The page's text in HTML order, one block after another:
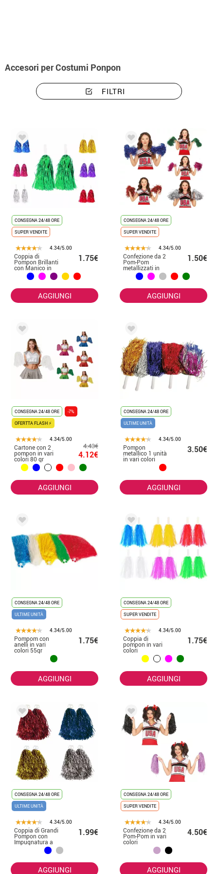
Accesori per Costumi Ponpon
FILTRI
CONSEGNA 24/48 ORE
SUPER VENDITE
4.34/5.00
Coppia di
Pompon Brillanti
con Manico in
diversi colori
1.75€
AGGIUNGI
CONSEGNA 24/48 ORE
SUPER VENDITE
4.34/5.00
Confezione da 2
Pom-Pom
metallizzati in
vari colori
1.50€
AGGIUNGI
CONSEGNA 24/48 ORE
-7%
OFERTTA FLASH ⚡
4.34/5.00
Cartone con 2
pompon in vari
colori 80 gr
4.43€
4.12€
AGGIUNGI
CONSEGNA 24/48 ORE
ULTIME UNITÀ
4.34/5.00
Pompon
metallico 1 unità
in vari colori
3.50€
AGGIUNGI
CONSEGNA 24/48 ORE
ULTIME UNITÀ
4.34/5.00
Pompom con
anelli in vari
colori 55gr
1.75€
AGGIUNGI
CONSEGNA 24/48 ORE
SUPER VENDITE
4.34/5.00
Coppia di
pompon in vari
colori
1.75€
AGGIUNGI
CONSEGNA 24/48 ORE
ULTIME UNITÀ
4.34/5.00
Coppia di Grandi
Pompon con
Impugnatura a
Dita in diversi
1.99€
AGGIUNGI
CONSEGNA 24/48 ORE
SUPER VENDITE
4.34/5.00
Confezione da 2
Pom-Pom in vari
colori
4.50€
AGGIUNGI